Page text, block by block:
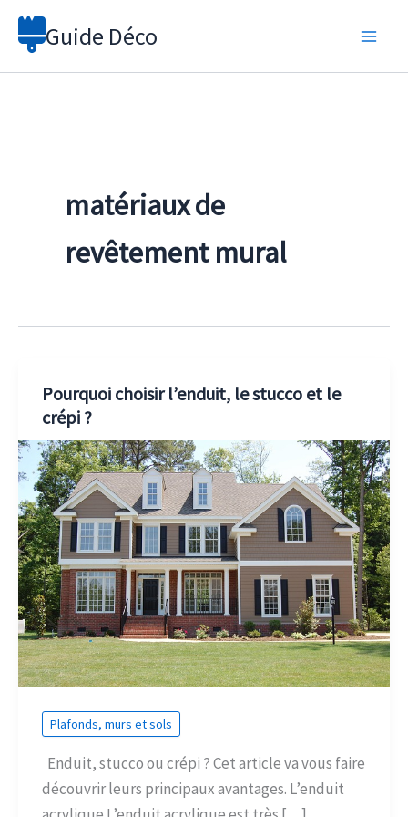
Aller
Guide Déco
matériaux de
revêtement mural
Pourquoi choisir l’enduit, le stucco et le
crépi ?
Plafonds, murs et sols
Enduit, stucco ou crépi ? Cet article va vous faire
découvrir leurs principaux avantages. L’enduit